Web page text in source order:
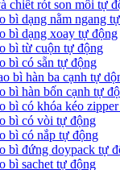
chiết rót son môi tự
bì dạng nằm ngang
bì dạng xoay tự động
bì từ cuộn tự động
bì có sẵn tự động
bì hàn ba cạnh tự
bì hàn bốn cạnh tự
bì có khóa kéo
bì có vòi tự động
bì có nắp tự động
bì đứng doypack tự
bì sachet tự động